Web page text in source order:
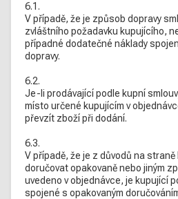
6.1.
V případě, že je způsob dopravy
zvláštního požadavku kupujícího,
případné dodatečné náklady
dopravy.
6.2.
Je-li prodávající podle kupní
místo určené kupujícím v
převzít zboží při dodání.
6.3.
V případě, že je z důvodů na
doručovat opakovaně nebo jiným
uvedeno v objednávce, je kupující
spojené s opakovaným